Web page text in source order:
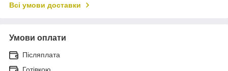
Всі умови доставки
Умови оплати
Післяплата
Готівкою